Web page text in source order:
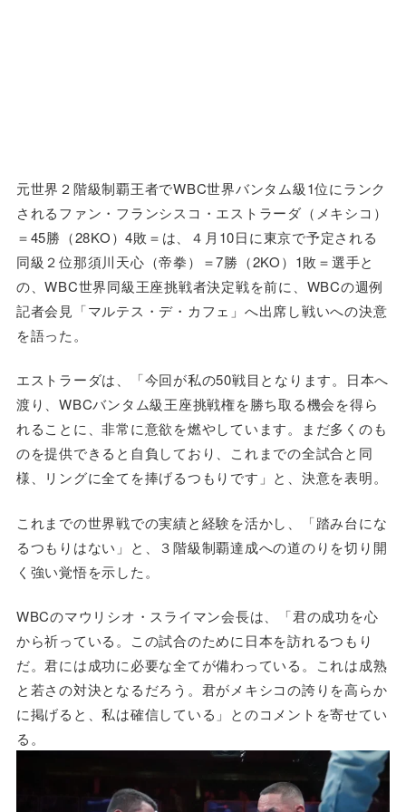
元世界２階級制覇王者でWBC世界バンタム級1位にランク
されるファン・フランシスコ・エストラーダ（メキシコ）
＝45勝（28KO）4敗＝は、４月10日に東京で予定される
同級２位那須川天心（帝拳）＝7勝（2KO）1敗＝選手と
の、WBC世界同級王座挑戦者決定戦を前に、WBCの週例
記者会見「マルテス・デ・カフェ」へ出席し戦いへの決意
を語った。
エストラーダは、「今回が私の50戦目となります。日本へ
渡り、WBCバンタム級王座挑戦権を勝ち取る機会を得ら
れることに、非常に意欲を燃やしています。まだ多くのも
のを提供できると自負しており、これまでの全試合と同
様、リングに全てを捧げるつもりです」と、決意を表明。
これまでの世界戦での実績と経験を活かし、「踏み台にな
るつもりはない」と、３階級制覇達成への道のりを切り開
く強い覚悟を示した。
WBCのマウリシオ・スライマン会長は、「君の成功を心
から祈っている。この試合のために日本を訪れるつもり
だ。君には成功に必要な全てが備わっている。これは成熟
と若さの対決となるだろう。君がメキシコの誇りを高らか
に掲げると、私は確信している」とのコメントを寄せてい
る。